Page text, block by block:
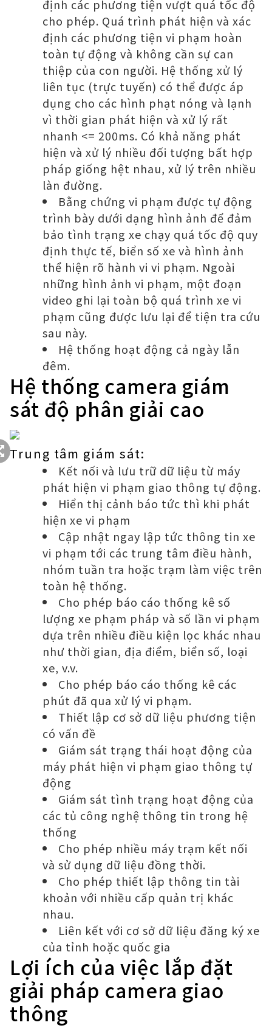
định các phương tiện vượt quá tốc độ
cho phép. Quá trình phát hiện và xác
định các phương tiện vi phạm hoàn
toàn tự động và không cần sự can
thiệp của con người. Hệ thống xử lý
liên tục (trực tuyến) có thể được áp
dụng cho các hình phạt nóng và lạnh
vì thời gian phát hiện và xử lý rất
nhanh <= 200ms. Có khả năng phát
hiện và xử lý nhiều đối tượng bất hợp
pháp giống hệt nhau, xử lý trên nhiều
làn đường.
Bằng chứng vi phạm được tự động
trình bày dưới dạng hình ảnh để đảm
bảo tình trạng xe chạy quá tốc độ quy
định thực tế, biển số xe và hình ảnh
thể hiện rõ hành vi vi phạm. Ngoài
những hình ảnh vi phạm, một đoạn
video ghi lại toàn bộ quá trình xe vi
phạm cũng được lưu lại để tiện tra cứu
sau này.
Hệ thống hoạt động cả ngày lẫn
đêm.
Hệ thống camera giám
sát độ phân giải cao
Trung tâm giám sát:
Kết nối và lưu trữ dữ liệu từ máy
phát hiện vi phạm giao thông tự động.
Hiển thị cảnh báo tức thì khi phát
hiện xe vi phạm
Cập nhật ngay lập tức thông tin xe
vi phạm tới các trung tâm điều hành,
nhóm tuần tra hoặc trạm làm việc trên
toàn hệ thống.
Cho phép báo cáo thống kê số
lượng xe phạm pháp và số lần vi phạm
dựa trên nhiều điều kiện lọc khác nhau
như thời gian, địa điểm, biển số, loại
xe, v.v.
Cho phép báo cáo thống kê các
phút đã qua xử lý vi phạm.
Thiết lập cơ sở dữ liệu phương tiện
có vấn đề
Giám sát trạng thái hoạt động của
máy phát hiện vi phạm giao thông tự
động
Giám sát tình trạng hoạt động của
các tủ công nghệ thông tin trong hệ
thống
Cho phép nhiều máy trạm kết nối
và sử dụng dữ liệu đồng thời.
Cho phép thiết lập thông tin tài
khoản với nhiều cấp quản trị khác
nhau.
Liên kết với cơ sở dữ liệu đăng ký xe
của tỉnh hoặc quốc gia
Lợi ích của việc lắp đặt
giải pháp camera giao
thông